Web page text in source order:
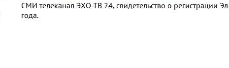
СМИ телеканал ЭХО-ТВ 24, свидетельство о регистрации
года.